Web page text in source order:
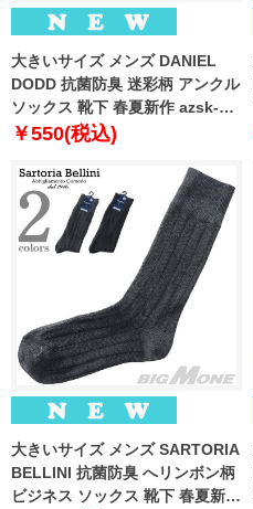
大きいサイズ メンズ DANIEL
DODD 抗菌防臭 迷彩柄 アンクル
ソックス 靴下 春夏新作 azsk-
269011
￥550(税込)
大きいサイズ メンズ SARTORIA
BELLINI 抗菌防臭 へリンボン柄
ビジネス ソックス 靴下 春夏新作